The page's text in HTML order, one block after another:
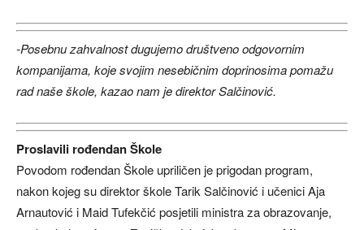
-Posebnu zahvalnost dugujemo društveno odgovornim
kompanijama, koje svojim nesebičnim doprinosima pomažu
rad naše škole, kazao nam je direktor Salčinović.
Proslavili rođendan Škole
Povodom rođendan Škole upriličen je prigodan program,
nakon kojeg su direktor škole Tarik Salčinović i učenici Aja
Arnautović i Maid Tufekčić posjetili ministra za obrazovanje,